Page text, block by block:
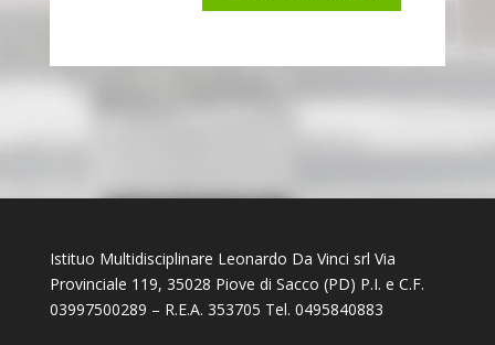
Istituo Multidisciplinare Leonardo Da Vinci srl Via
Provinciale 119, 35028 Piove di Sacco (PD) P.I. e C.F.
03997500289 – R.E.A. 353705 Tel. 0495840883